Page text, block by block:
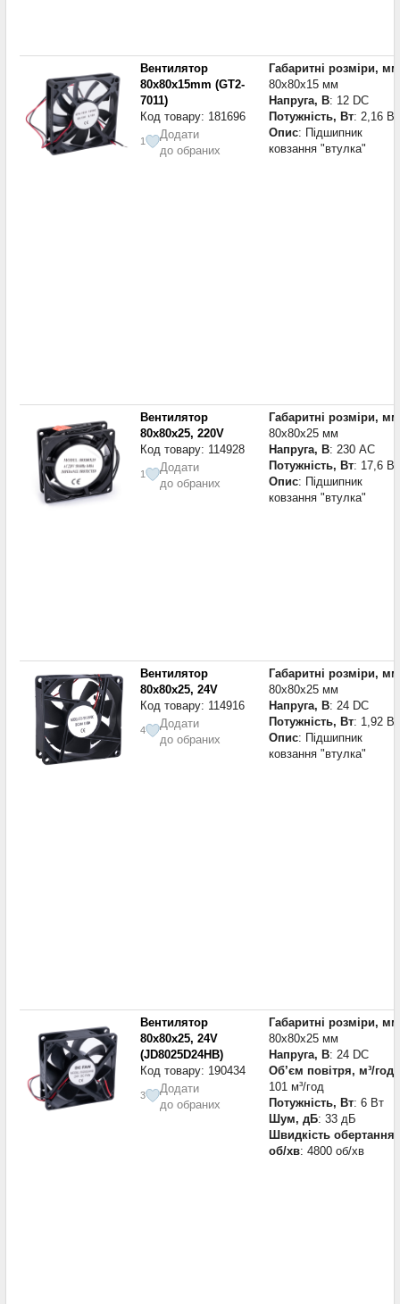
Вентилятор
80x80x15mm (GT2-
7011)
Код товару: 181696
1
Додати
до обраних
Габаритні розміри, мм
80x80x15 мм
Напруга, В: 12 DC
Потужність, Вт: 2,16 Вт
Опис: Підшипник
ковзання "втулка"
Вентилятор
80x80x25, 220V
Код товару: 114928
1
Додати
до обраних
Габаритні розміри, мм
80x80x25 мм
Напруга, В: 230 AC
Потужність, Вт: 17,6 Вт
Опис: Підшипник
ковзання "втулка"
Вентилятор
80x80x25, 24V
Код товару: 114916
4
Додати
до обраних
Габаритні розміри, мм
80x80x25 мм
Напруга, В: 24 DC
Потужність, Вт: 1,92 Вт
Опис: Підшипник
ковзання "втулка"
Вентилятор
80x80x25, 24V
(JD8025D24HB)
Код товару: 190434
3
Додати
до обраних
Габаритні розміри, мм
80x80x25 мм
Напруга, В: 24 DC
Об’єм повітря, м³/год
101 м³/год
Потужність, Вт: 6 Вт
Шум, дБ: 33 дБ
Швидкість обертання,
об/хв: 4800 об/хв